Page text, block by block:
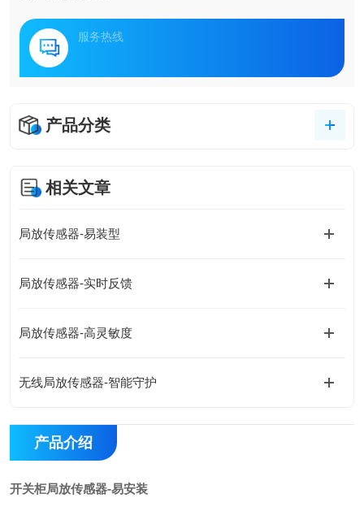
服务热线
产品分类
相关文章
局放传感器-易装型
局放传感器-实时反馈
局放传感器-高灵敏度
无线局放传感器-智能守护
产品介绍
开关柜局放传感器-易安装